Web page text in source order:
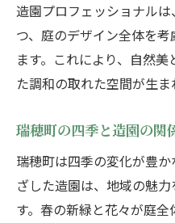
造園プロフェッショナル
つ、庭のデザイン全体を
ます。これにより、自然
た調和の取れた空間が生ま
瑞穂町の四季と造園の関
瑞穂町は四季の変化が豊
ざした造園は、地域の魅
す。春の新緑と花々が庭